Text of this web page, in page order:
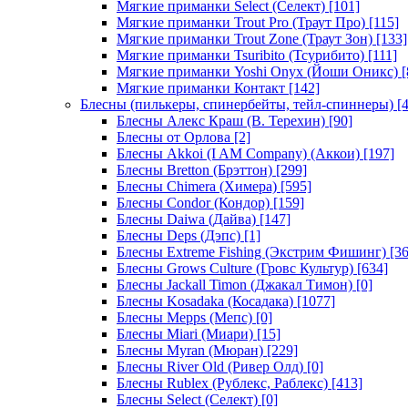
Мягкие приманки Select (Селект) [101]
Мягкие приманки Trout Pro (Траут Про) [115]
Мягкие приманки Trout Zone (Траут Зон) [133]
Мягкие приманки Tsuribito (Тсурибито) [111]
Мягкие приманки Yoshi Onyx (Йоши Оникс)
Мягкие приманки Контакт [142]
Блесны (пилькеры, спинербейты, тейл-спиннеры)
Блесны Алекс Краш (В. Терехин) [90]
Блесны от Орлова [2]
Блесны Akkoi (I AM Company) (Аккои) [197]
Блесны Bretton (Брэттон) [299]
Блесны Chimera (Химера) [595]
Блесны Condor (Кондор) [159]
Блесны Daiwa (Дайва) [147]
Блесны Deps (Дэпс) [1]
Блесны Extreme Fishing (Экстрим Фишинг)
Блесны Grows Culture (Гровс Культур) [634]
Блесны Jackall Timon (Джакал Тимон) [0]
Блесны Kosadaka (Косадака) [1077]
Блесны Mepps (Мепс) [0]
Блесны Miari (Миари) [15]
Блесны Myran (Мюран) [229]
Блесны River Old (Ривер Олд) [0]
Блесны Rublex (Рублекс, Раблекс) [413]
Блесны Select (Селект) [0]